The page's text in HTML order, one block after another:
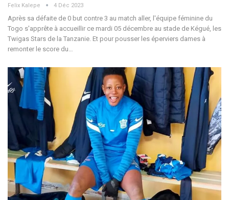
Felix Kalepe 4 Déc 2023
Après sa défaite de 0 but contre 3 au match aller, l'équipe féminine du
Togo s'apprête à accueillir ce mardi 05 décembre au stade de Kégué, les
Twigas Stars de la Tanzanie. Et pour pousser les éperviers dames à
remonter le score du